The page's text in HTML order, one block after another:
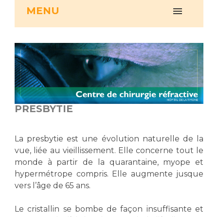
Tarifs
Vous avez un examen d'imagerie ou de radiologie
à réaliser
Vous avez une analyse à réaliser
Vous venez en consultation
myaphm, votre espace santé en ligne
Infos COVID-19
Vivre ensemble à l'hôpital
Culture à l'hôpital
Laïcité et cultes
Les associations
Emploi / formation
Emplois administratifs
Emplois médicaux
Espace Formation
Étudiants hospitaliers
Emplois techniques et médico-techniques
Emplois divers
Statuts
Stages paramédicaux
Chercheurs
MENU
PRESBYTIE
La presbytie est une évolution naturelle de la
vue, liée au vieillissement. Elle concerne tout le
monde à partir de la quarantaine, myope et
hypermétrope compris. Elle augmente jusque
vers l’âge de 65 ans.
Le cristallin se bombe de façon insuffisante et